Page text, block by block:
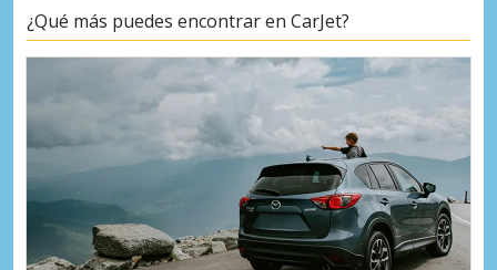
¿Qué más puedes encontrar en CarJet?